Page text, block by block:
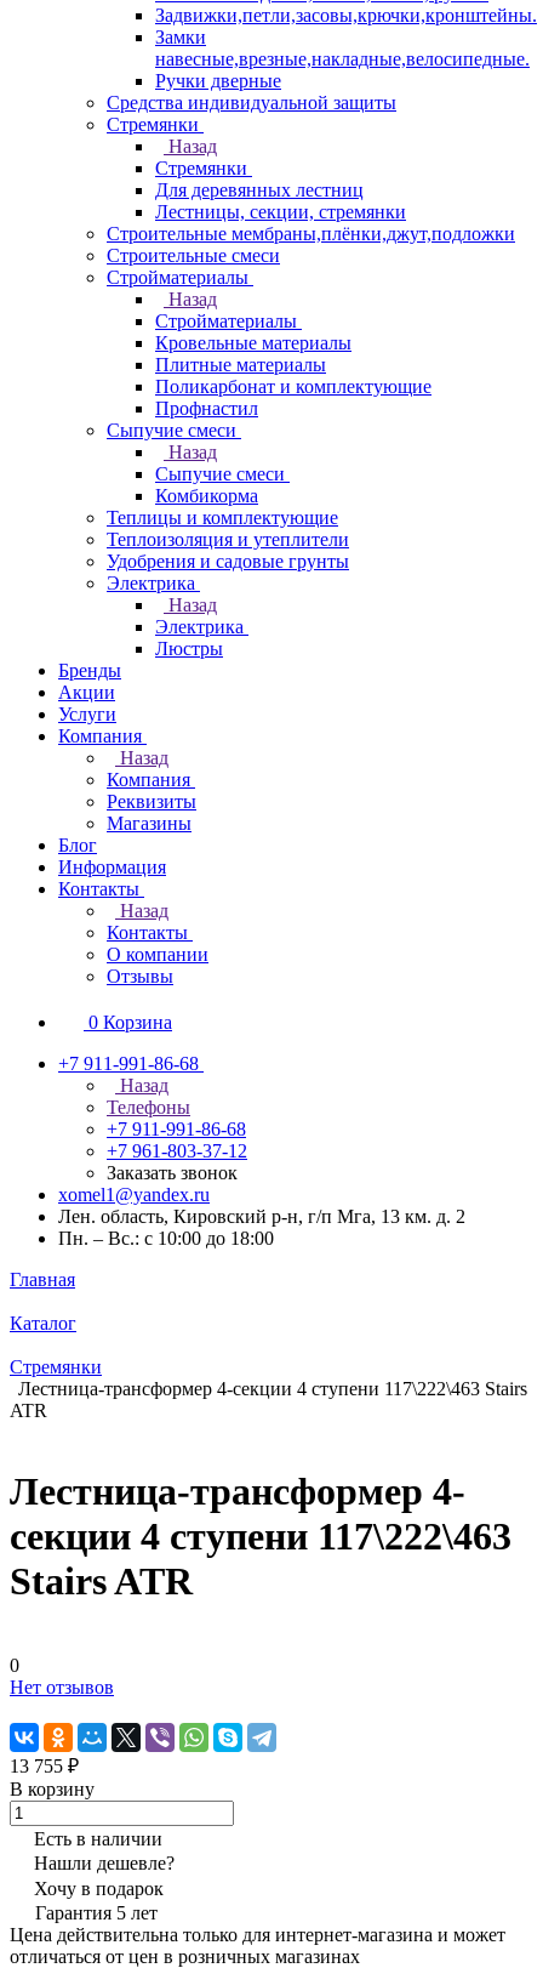
Задвижки,петли,засовы,крючки,кронштейны.
Замки
навесные,врезные,накладные,велосипедные.
Ручки дверные
Средства индивидуальной защиты
Стремянки
Назад
Стремянки
Для деревянных лестниц
Лестницы, секции, стремянки
Строительные мембраны,плёнки,джут,подложки
Строительные смеси
Стройматериалы
Назад
Стройматериалы
Кровельные материалы
Плитные материалы
Поликарбонат и комплектующие
Профнастил
Сыпучие смеси
Назад
Сыпучие смеси
Комбикорма
Теплицы и комплектующие
Теплоизоляция и утеплители
Удобрения и садовые грунты
Электрика
Назад
Электрика
Люстры
Бренды
Акции
Услуги
Компания
Назад
Компания
Реквизиты
Магазины
Блог
Информация
Контакты
Назад
Контакты
О компании
Отзывы
0 Корзина
+7 911-991-86-68
Назад
Телефоны
+7 911-991-86-68
+7 961-803-37-12
Заказать звонок
xomel1@yandex.ru
Лен. область, Кировский р-н, г/п Мга, 13 км. д. 2
Пн. – Вс.: с 10:00 до 18:00
Главная
Каталог
Стремянки
Лестница-трансформер 4-секции 4 ступени 117\222\463 Stairs
ATR
Лестница-трансформер 4-
секции 4 ступени 117\222\463
Stairs ATR
0
Нет отзывов
13 755 ₽
В корзину
Есть в наличии
Нашли дешевле?
Хочу в подарок
Гарантия 5 лет
Цена действительна только для интернет-магазина и может
отличаться от цен в розничных магазинах